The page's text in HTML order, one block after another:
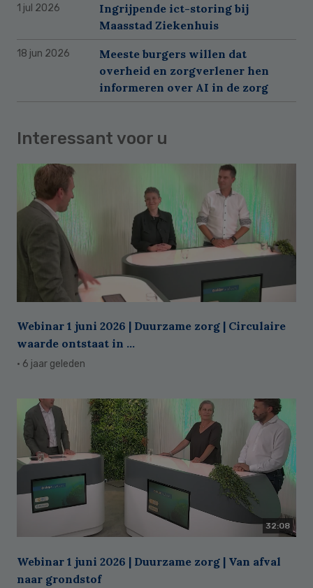
1 jul 2026
Ingrijpende ict-storing bij
Maasstad Ziekenhuis
18 jun 2026
Meeste burgers willen dat
overheid en zorgverlener hen
informeren over AI in de zorg
Interessant voor u
Webinar 1 juni 2026 | Duurzame zorg | Circulaire
waarde ontstaat in ...
· 6 jaar geleden
32:08
Webinar 1 juni 2026 | Duurzame zorg | Van afval
naar grondstof